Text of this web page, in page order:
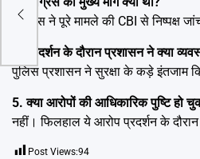
कांग्रेस ने पूरे मामले की CBI से निष्पक्ष
4. प्रदर्शन के दौरान प्रशासन ने क्या
पुलिस प्रशासन ने सुरक्षा के कड़े इंतजाम
5. क्या आरोपों की आधिकारिक पुष्टि हो
नहीं। फिलहाल ये आरोप प्रदर्शन के
Post Views:94